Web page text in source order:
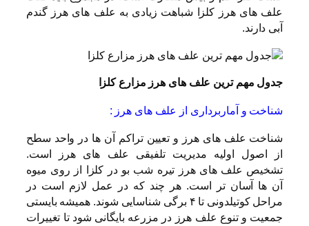
علف های هرز کلزا شباهت زیادی به علف های هرز گندم
آبی دارند.
جدول مهم ترین علف های هرز مزارع کلزا
شناخت و آماربرداری از علف های هرز :
شناخت علف های هرز و تعیین تراکم آن ها در واحد سطح
از اصول اولیه مدیریت تلفیقی علف های هرز است.
تشخیص علف های هرز تیره شب بو در کلزا از روی میوه
آن ها آسان تر است. هر چند که در عمل لازم است در
مراحل کوتیلدونی تا ۴ برگی شناسایی شوند. همیشه بایستی
جمعیت و تنوع علف هرز در مزرعه بایگانی شود تا تغییرات